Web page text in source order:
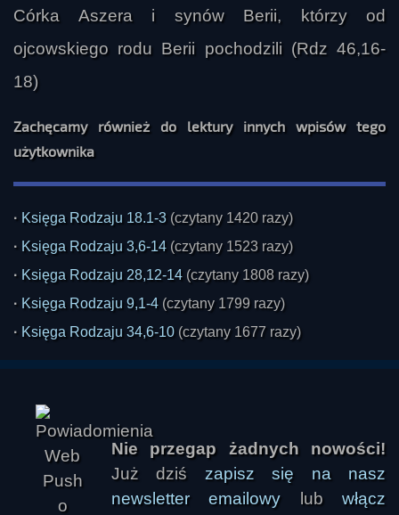
Córka Aszera i synów Berii, którzy od
ojcowskiego rodu Berii pochodzili (Rdz 46,16-
18)
Zachęcamy również do lektury innych wpisów tego
użytkownika
· Księga Rodzaju 18.1-3 (czytany 1420 razy)
· Księga Rodzaju 3,6-14 (czytany 1523 razy)
· Księga Rodzaju 28,12-14 (czytany 1808 razy)
· Księga Rodzaju 9,1-4 (czytany 1799 razy)
· Księga Rodzaju 34,6-10 (czytany 1677 razy)
Nie przegap żadnych nowości!
Już dziś zapisz się na nasz
newsletter emailowy lubwłącz